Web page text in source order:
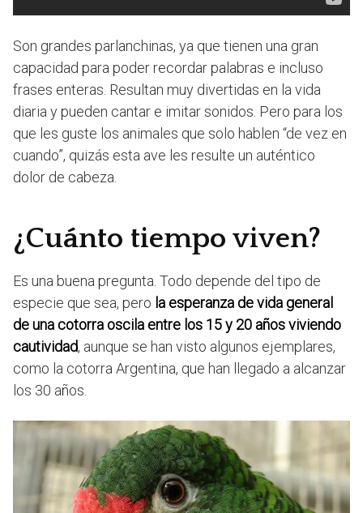
Son grandes parlanchinas, ya que tienen una gran
capacidad para poder recordar palabras e incluso
frases enteras. Resultan muy divertidas en la vida
diaria y pueden cantar e imitar sonidos. Pero para los
que les guste los animales que solo hablen “de vez en
cuando”, quizás esta ave les resulte un auténtico
dolor de cabeza.
¿Cuánto tiempo viven?
Es una buena pregunta. Todo depende del tipo de
especie que sea, pero la esperanza de vida general
de una cotorra oscila entre los 15 y 20 años viviendo
cautividad, aunque se han visto algunos ejemplares,
como la cotorra Argentina, que han llegado a alcanzar
los 30 años.